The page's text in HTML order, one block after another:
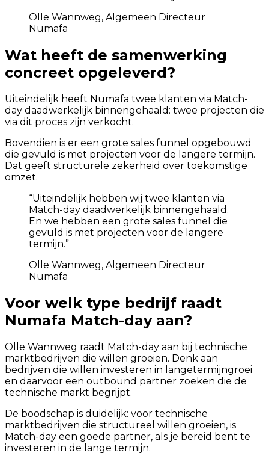
Olle Wannweg, Algemeen Directeur
Numafa
Wat heeft de samenwerking
concreet opgeleverd?
Uiteindelijk heeft Numafa twee klanten via Match-
day daadwerkelijk binnengehaald: twee projecten die
via dit proces zijn verkocht.
Bovendien is er een grote sales funnel opgebouwd
die gevuld is met projecten voor de langere termijn.
Dat geeft structurele zekerheid over toekomstige
omzet.
“Uiteindelijk hebben wij twee klanten via
Match-day daadwerkelijk binnengehaald.
En we hebben een grote sales funnel die
gevuld is met projecten voor de langere
termijn.”
Olle Wannweg, Algemeen Directeur
Numafa
Voor welk type bedrijf raadt
Numafa Match-day aan?
Olle Wannweg raadt Match-day aan bij technische
marktbedrijven die willen groeien. Denk aan
bedrijven die willen investeren in langetermijngroei
en daarvoor een outbound partner zoeken die de
technische markt begrijpt.
De boodschap is duidelijk: voor technische
marktbedrijven die structureel willen groeien, is
Match-day een goede partner, als je bereid bent te
investeren in de lange termijn.